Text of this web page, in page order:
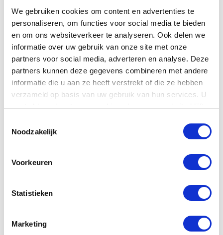
We gebruiken cookies om content en advertenties te
personaliseren, om functies voor social media te bieden
en om ons websiteverkeer te analyseren. Ook delen we
informatie over uw gebruik van onze site met onze
partners voor social media, adverteren en analyse. Deze
partners kunnen deze gegevens combineren met andere
informatie die u aan ze heeft verstrekt of die ze hebben
verzameld op basis van uw gebruik van hun services. U
gaat akkoord met onze cookies als u onze website blijft
Noodzakelijk
Voorkeuren
Statistieken
Marketing
Recente artikelen
BRACING: wat is het en wat doet
De Next Generation van Taylor